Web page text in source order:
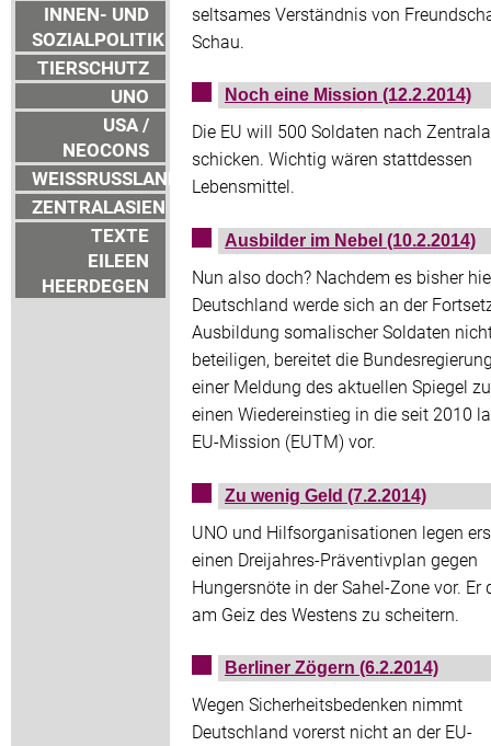
INNEN- UND
SOZIALPOLITIK
TIERSCHUTZ
UNO
USA /
NEOCONS
WEISSRUSSLAND
ZENTRALASIEN
TEXTE
EILEEN
HEERDEGEN
seltsames Verständnis von
Schau.
Noch eine Mission (12.2.2014)
Die EU will 500 Soldaten nach
schicken. Wichtig wären stattdessen
Lebensmittel.
Ausbilder im Nebel (10.2.2014)
Nun also doch? Nachdem es bisher
Deutschland werde sich an der
Ausbildung somalischer Soldaten
beteiligen, bereitet die
einer Meldung des aktuellen Spiegel
einen Wiedereinstieg in die seit 2010
EU-Mission (EUTM) vor.
Zu wenig Geld (7.2.2014)
UNO und Hilfsorganisationen legen
einen Dreijahres-Präventivplan gegen
Hungersnöte in der Sahel-Zone vor. Er
am Geiz des Westens zu scheitern.
Berliner Zögern (6.2.2014)
Wegen Sicherheitsbedenken nimmt
Deutschland vorerst nicht an der EU-